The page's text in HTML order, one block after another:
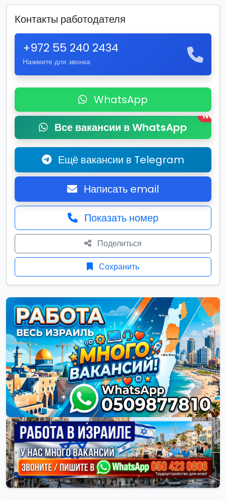
Контакты работодателя
+972 55 240 2434
Нажмите для звонка
WhatsApp
Все вакансии в WhatsApp
New
Ещё вакансии в Telegram
Написать email
Показать номер
Поделиться
Сохранить